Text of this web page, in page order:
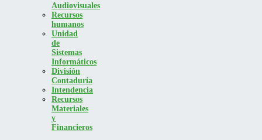
Audiovisuales
Recursos
humanos
Unidad
de
Sistemas
Informáticos
División
Contaduría
Intendencia
Recursos
Materiales
y
Financieros